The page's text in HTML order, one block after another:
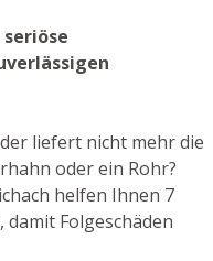
liefert nicht mehr die
oder ein Rohr?
helfen Ihnen 7
Folgeschäden